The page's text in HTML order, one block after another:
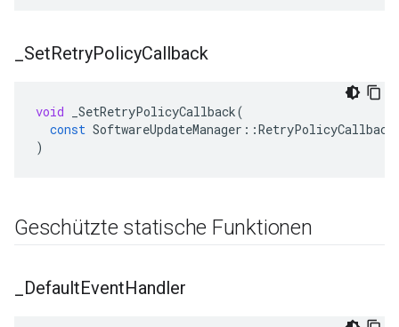
SetRetryPolicyCallback
void _SetRetryPolicyCallback(
const SoftwareUpdateManager ::RetryPolicyCallback
)
Geschützte statische Funktionen
DefaultEventHandler